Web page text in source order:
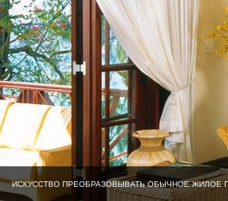
ИСКУССТВО ПРЕОБРАЗОВЫВАТЬ ОБЫЧНОЕ